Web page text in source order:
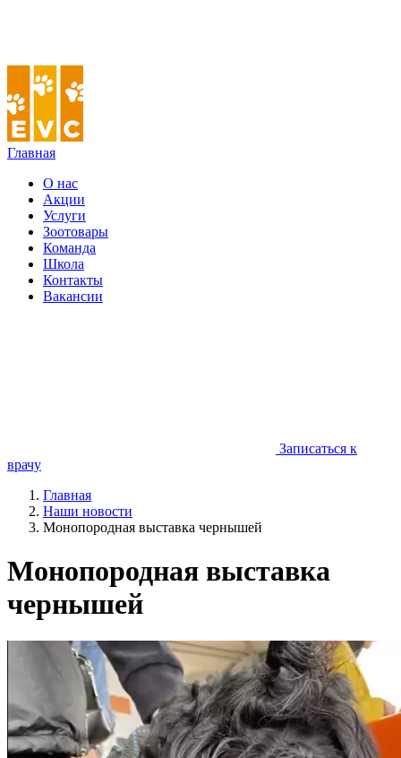
Главная
О нас
Акции
Услуги
Зоотовары
Команда
Школа
Контакты
Вакансии
Записаться к
врачу
Главная
Наши новости
Монопородная выставка чернышей
Монопородная выставка
чернышей